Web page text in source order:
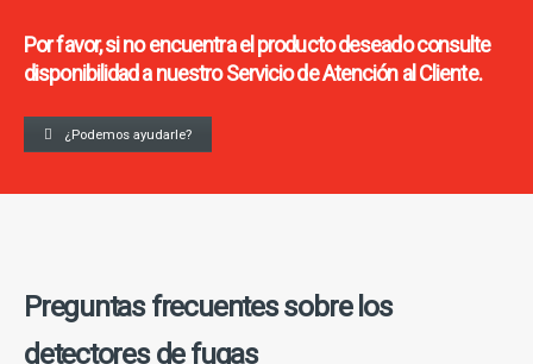
Por favor, si no encuentra el producto deseado consulte
disponibilidad a nuestro Servicio de Atención al Cliente.
¿Podemos ayudarle?
Preguntas frecuentes sobre los
detectores de fugas